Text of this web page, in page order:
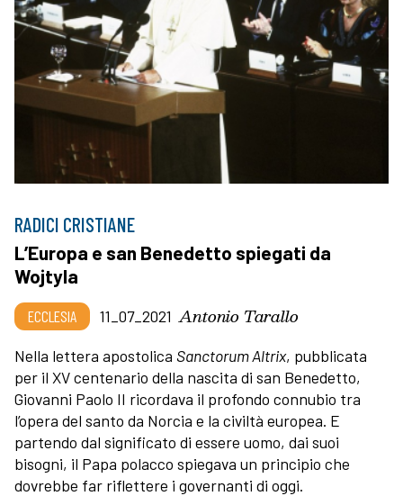
RADICI CRISTIANE
L’Europa e san Benedetto spiegati da
Wojtyla
ECCLESIA 11_07_2021 Antonio Tarallo
Nella lettera apostolica Sanctorum Altrix, pubblicata
per il XV centenario della nascita di san Benedetto,
Giovanni Paolo II ricordava il profondo connubio tra
l’opera del santo da Norcia e la civiltà europea. E
partendo dal significato di essere uomo, dai suoi
bisogni, il Papa polacco spiegava un principio che
dovrebbe far riflettere i governanti di oggi.